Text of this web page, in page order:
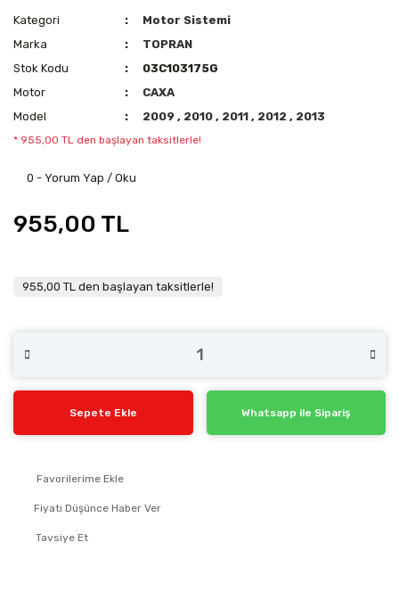
Kategori
Motor Sistemi
Marka
TOPRAN
Stok Kodu
03C103175G
Motor
CAXA
Model
2009, 2010, 2011, 2012, 2013
* 955,00 TL den başlayan taksitlerle!
0 - Yorum Yap / Oku
955,00 TL
955,00 TL den başlayan taksitlerle!
Sepete Ekle Whatsapp ile Sipariş
Fiyatı Düşünce Haber Ver
Tavsiye Et